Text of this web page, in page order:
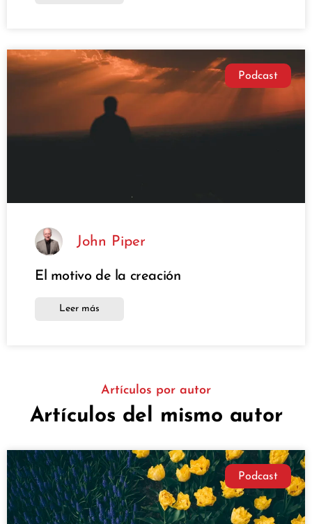
Podcast
John Piper
El motivo de la creación
Leer más
Artículos por autor
Artículos del mismo autor
Podcast